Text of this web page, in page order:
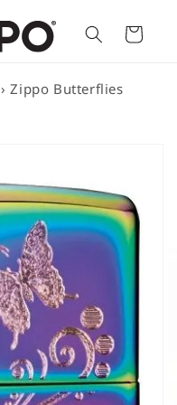
Cart
›Zippo Butterflies